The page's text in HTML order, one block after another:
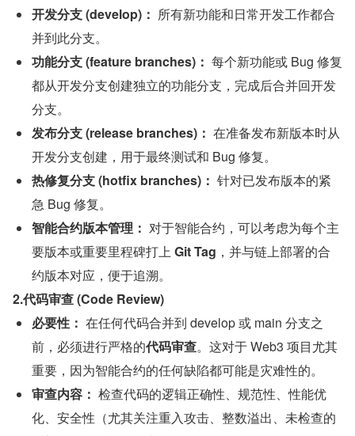
开发分支 (develop)： 所有新功能和日常开发工作都合
并到此分支。
功能分支 (feature branches)： 每个新功能或 Bug 修复
都从开发分支创建独立的功能分支，完成后合并回开发
分支。
发布分支 (release branches)： 在准备发布新版本时从
开发分支创建，用于最终测试和 Bug 修复。
热修复分支 (hotfix branches)： 针对已发布版本的紧
急 Bug 修复。
智能合约版本管理： 对于智能合约，可以考虑为每个主
要版本或重要里程碑打上 Git Tag ，并与链上部署的合
约版本对应，便于追溯。
2.代码审查 (Code Review)
必要性： 在任何代码合并到 develop 或 main 分支之
前，必须进行严格的代码审查。这对于 Web3 项目尤其
重要，因为智能合约的任何缺陷都可能是灾难性的。
审查内容： 检查代码的逻辑正确性、规范性、性能优
化、安全性（尤其关注重入攻击、整数溢出、未检查的